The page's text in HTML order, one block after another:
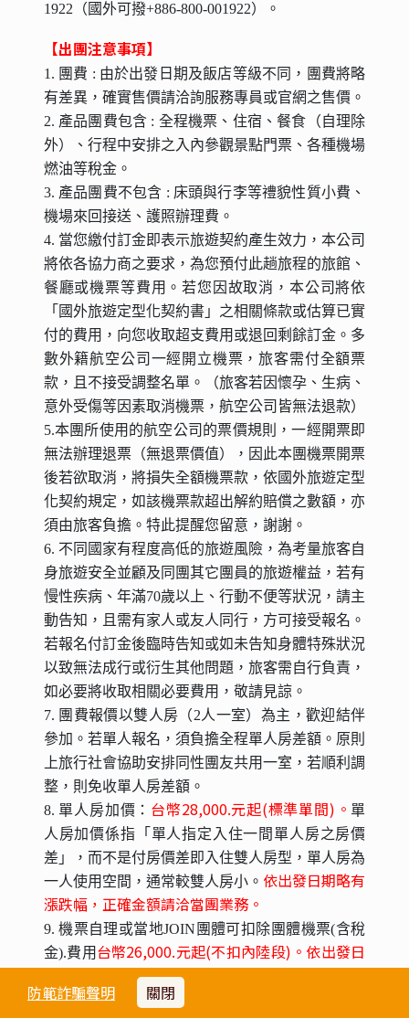
防範詐騙聲明 關閉
1922（國外可撥+886-800-001922）。
​【出團注意事項】
1. 團費 : 由於出發日期及飯店等級不同，團費將略
有差異，確實售價請洽詢服務專員或官網之售價。
2. 產品團費包含 : 全程機票、住宿、餐食（自理除
外）、行程中安排之入內參觀景點門票、各種機場
燃油等稅金。
3. 產品團費不包含 : 床頭與行李等禮貌性質小費、
機場來回接送、護照辦理費。
4. 當您繳付訂金即表示旅遊契約產生效力，本公司
將依各協力商之要求，為您預付此趟旅程的旅館、
餐廳或機票等費用。若您因故取消，本公司將依
「國外旅遊定型化契約書」之相關條款或估算已實
付的費用，向您收取超支費用或退回剩餘訂金。多
數外籍航空公司一經開立機票，旅客需付全額票
款，且不接受調整名單。（旅客若因懷孕、生病、
意外受傷等因素取消機票，航空公司皆無法退款）
5.本團所使用的航空公司的票價規則，一經開票即
無法辦理退票（無退票價值），因此本團機票開票
後若欲取消，將損失全額機票款，依國外旅遊定型
化契約規定，如該機票款超出解約賠償之數額，亦
須由旅客負擔。特此提醒您留意，謝謝。
6. 不同國家有程度高低的旅遊風險，為考量旅客自
身旅遊安全並顧及同團其它團員的旅遊權益，若有
慢性疾病、年滿70歲以上、行動不便等狀況，請主
動告知，且需有家人或友人同行，方可接受報名。
若報名付訂金後臨時告知或如未告知身體特殊狀況
以致無法成行或衍生其他問題，旅客需自行負責，
如必要將收取相關必要費用，敬請見諒。
7. 團費報價以雙人房（2人一室）為主，歡迎結伴
參加。若單人報名，須負擔全程單人房差額。原則
上旅行社會協助安排同性團友共用一室，若順利調
整，則免收單人房差額。
8. 單人房加價： 台幣28,000.元起(標準單間)。 單
人房加價係指「單人指定入住一間單人房之房價
差」，而不是付房價差即入住雙人房型，單人房為
一人使用空間，通常較雙人房小。 依出發日期略有
漲跌幅，正確金額請洽當團業務。
9. 機票自理或當地JOIN團體可扣除團體機票(含稅
金).費用 台幣26,000.元起(不扣內陸段)。依出發日
期略有漲跌幅，正確金額請洽當團業務。
10. 飯店的團體房無法指定連通房、同行親友指定